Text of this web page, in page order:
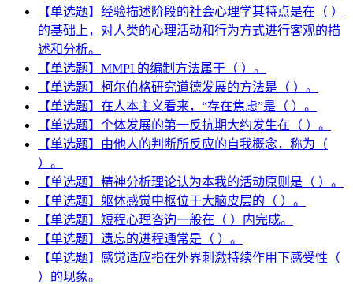
【单选题】经验描述阶段的社会心理学其特点是在（ ）
的基础上，对人类的心理活动和行为方式进行客观的描
述和分析。
【单选题】MMPI 的编制方法属于（ ）。
【单选题】柯尔伯格研究道德发展的方法是（ ）。
【单选题】在人本主义看来，“存在焦虑”是（ ）。
【单选题】个体发展的第一反抗期大约发生在（ ）。
【单选题】由他人的判断所反应的自我概念，称为（
）。
【单选题】精神分析理论认为本我的活动原则是（ ）。
【单选题】躯体感觉中枢位于大脑皮层的（ ）。
【单选题】短程心理咨询一般在（ ）内完成。
【单选题】遗忘的进程通常是（ ）。
【单选题】感觉适应指在外界刺激持续作用下感受性（
）的现象。